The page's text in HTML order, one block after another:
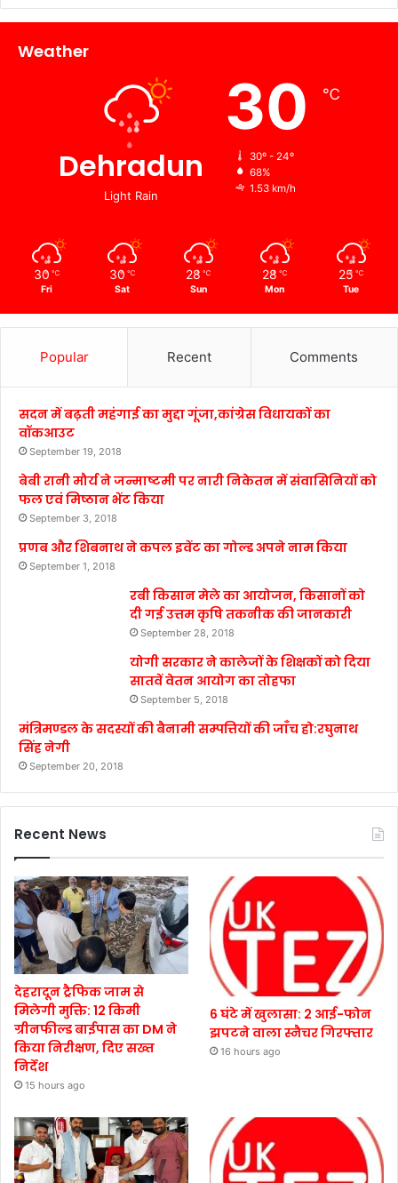
Weather
Dehradun
Light Rain
30 ℃
30º - 24º
68%
1.53 km/h
30 ℃
Fri
30 ℃
Sat
28 ℃
Sun
28 ℃
Mon
25 ℃
Tue
Popular Recent Comments
सदन में बढ़ती महंगाई का मुद्दा गूंजा,कांग्रेस विधायकों का
वॉकआउट
September 19, 2018
बेबी रानी मौर्य ने जन्माष्टमी पर नारी निकेतन में संवासिनियों को
फल एवं मिष्ठान भेंट किया
September 3, 2018
प्रणब और शिबनाथ ने कपल इवेंट का गोल्ड अपने नाम किया
September 1, 2018
रबी किसान मेले का आयोजन, किसानों को
दी गई उत्तम कृषि तकनीक की जानकारी
September 28, 2018
योगी सरकार ने कालेजों के शिक्षकों को दिया
सातवें वेतन आयोग का तोहफा
September 5, 2018
मंत्रिमण्डल के सदस्यों की बैनामी सम्पत्तियों की जाँच हो:रघुनाथ
सिंह नेगी
September 20, 2018
Recent News
देहरादून ट्रैफिक जाम से
मिलेगी मुक्ति: 12 किमी
ग्रीनफील्ड बाईपास का DM ने
किया निरीक्षण, दिए सख्त
निर्देश
15 hours ago
6 घंटे में खुलासा: 2 आई-फोन
झपटने वाला स्नैचर गिरफ्तार
16 hours ago